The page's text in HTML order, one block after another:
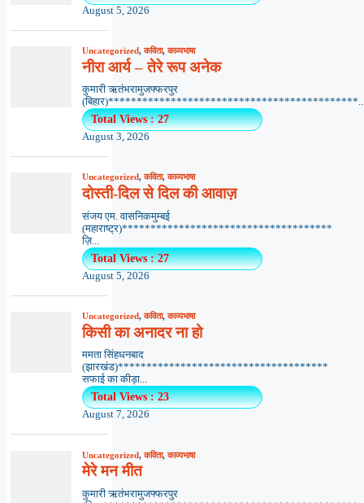
August 5, 2026
Uncategorized,कविता,काव्यभाषा
नीरा आर्य – तेरे रूप अनेक
कुमारी ऋतंभरामुजफ्फरपुर
Total Views : 27
August 3, 2026
Uncategorized,कविता,काव्यभाषा
दोस्ती-दिल से दिल की आवाज़
संजय एम. वासनिकमुम्बई
(महाराष्ट्र)*************************************
ज़ि...
Total Views : 27
August 5, 2026
Uncategorized,कविता,काव्यभाषा
किसी का अनादर ना हो
ममता सिंहधनबाद
(झारखंड)*************************************
सफाई का कीड़ा...
Total Views : 23
August 7, 2026
Uncategorized,कविता,काव्यभाषा
मेरे मन मीत
कुमारी ऋतंभरामुजफ्फरपुर